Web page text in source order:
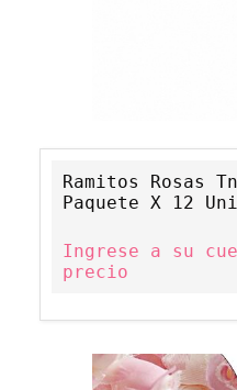
Ramitos Rosas
Paquete X 12
Ingrese a su
precio